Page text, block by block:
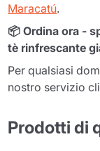
Maracatú.
📦 Ordina ora -
tè rinfrescante
Per qualsiasi
nostro servizio
Prodotti di